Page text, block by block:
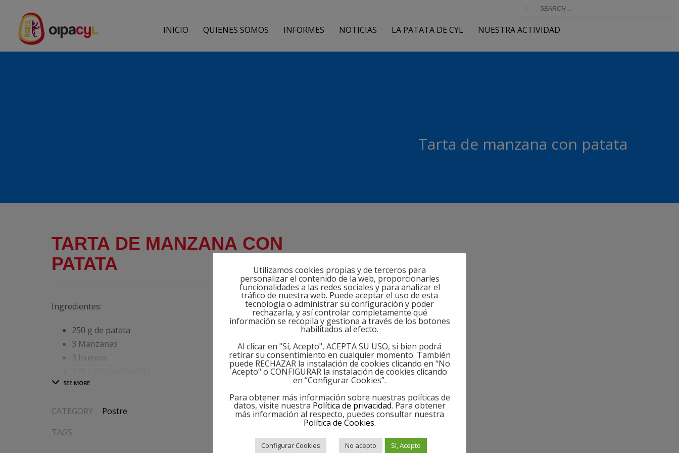
INICIO QUIENES SOMOS INFORMES NOTICIAS LA PATATA DE CYL NUESTRA ACTIVIDAD
Tarta de manzana con patata
TARTA DE MANZANA CON
PATATA
Ingredientes:
250 g de patata
3 Manzanas
3 Huevos
1 cucharadita de vainilla en polvo
1 Cucharada de zumo de lima
CATEGORY
Postre
TAGS
Utilizamos cookies propias y de terceros para
personalizar el contenido de la web, proporcionarles
funcionalidades a las redes sociales y para analizar el
tráfico de nuestra web. Puede aceptar el uso de esta
tecnología o administrar su configuración y poder
rechazarla, y así controlar completamente qué
información se recopila y gestiona a través de los botones
habilitados al efecto.
Al clicar en "Sí, Acepto", ACEPTA SU USO, si bien podrá
retirar su consentimiento en cualquier momento. También
puede RECHAZAR la instalación de cookies clicando en “No
Acepto" o CONFIGURAR la instalación de cookies clicando
en “Configurar Cookies”.
Para obtener más información sobre nuestras políticas de
datos, visite nuestra Política de privacidad. Para obtener
más información al respecto, puedes consultar nuestra
Política de Cookies.
Configurar Cookies No acepto Sí, Acepto